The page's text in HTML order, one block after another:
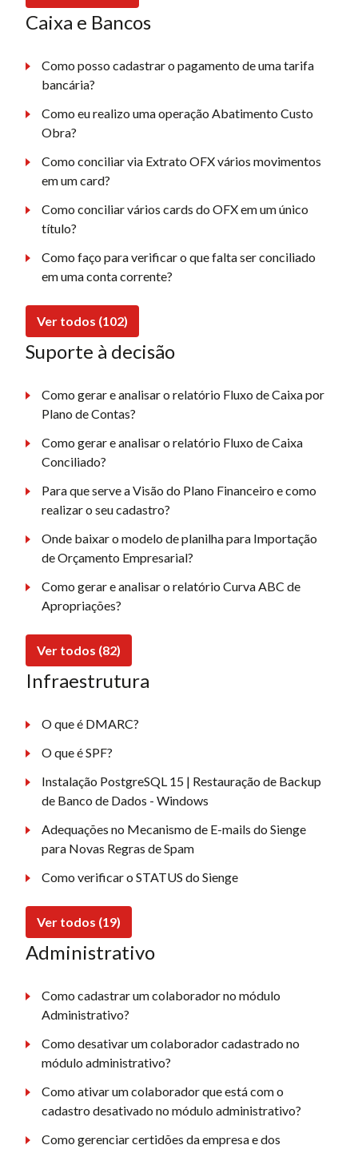
Caixa e Bancos
Como posso cadastrar o pagamento de uma tarifa
bancária?
Como eu realizo uma operação Abatimento Custo
Obra?
Como conciliar via Extrato OFX vários movimentos
em um card?
Como conciliar vários cards do OFX em um único
título?
Como faço para verificar o que falta ser conciliado
em uma conta corrente?
Ver todos (102)
Suporte à decisão
Como gerar e analisar o relatório Fluxo de Caixa por
Plano de Contas?
Como gerar e analisar o relatório Fluxo de Caixa
Conciliado?
Para que serve a Visão do Plano Financeiro e como
realizar o seu cadastro?
Onde baixar o modelo de planilha para Importação
de Orçamento Empresarial?
Como gerar e analisar o relatório Curva ABC de
Apropriações?
Ver todos (82)
Infraestrutura
O que é DMARC?
O que é SPF?
Instalação PostgreSQL 15 | Restauração de Backup
de Banco de Dados - Windows
Adequações no Mecanismo de E-mails do Sienge
para Novas Regras de Spam
Como verificar o STATUS do Sienge
Ver todos (19)
Administrativo
Como cadastrar um colaborador no módulo
Administrativo?
Como desativar um colaborador cadastrado no
módulo administrativo?
Como ativar um colaborador que está com o
cadastro desativado no módulo administrativo?
Como gerenciar certidões da empresa e dos